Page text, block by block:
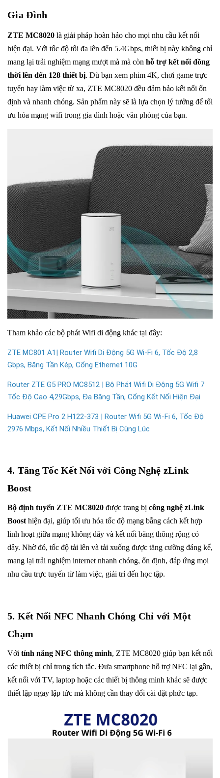
Gia Đình
ZTE MC8020 là giải pháp hoàn hảo cho mọi nhu cầu kết nối
hiện đại. Với tốc độ tối đa lên đến 5.4Gbps, thiết bị này không chỉ
mang lại trải nghiệm mạng mượt mà mà còn hỗ trợ kết nối đồng
thời lên đến 128 thiết bị. Dù bạn xem phim 4K, chơi game trực
tuyến hay làm việc từ xa, ZTE MC8020 đều đảm bảo kết nối ổn
định và nhanh chóng. Sản phẩm này sẽ là lựa chọn lý tưởng để tối
ưu hóa mạng wifi trong gia đình hoặc văn phòng của bạn.
Tham khảo các bộ phát Wifi di động khác tại đây:
ZTE MC801 A1| Router Wifi Di Động 5G Wi-Fi 6, Tốc Độ 2,8
Gbps, Băng Tần Kép, Cổng Ethernet 10G
Router ZTE G5 PRO MC8512 | Bộ Phát Wifi Di Động 5G Wifi 7
Tốc Độ Cao 4,29Gbps, Đa Băng Tần, Cổng Kết Nối Hiện Đại
Huawei CPE Pro 2 H122-373 | Router Wifi 5G Wi-Fi 6, Tốc Độ
2976 Mbps, Kết Nối Nhiều Thiết Bị Cùng Lúc
4. Tăng Tốc Kết Nối với Công Nghệ zLink
Boost
Bộ định tuyến ZTE MC8020 được trang bị công nghệ zLink
Boost hiện đại, giúp tối ưu hóa tốc độ mạng bằng cách kết hợp
linh hoạt giữa mạng không dây và kết nối băng thông rộng có
dây. Nhờ đó, tốc độ tải lên và tải xuống được tăng cường đáng kể,
mang lại trải nghiệm internet nhanh chóng, ổn định, đáp ứng mọi
nhu cầu trực tuyến từ làm việc, giải trí đến học tập.
5. Kết Nối NFC Nhanh Chóng Chỉ với Một
Chạm
Với tính năng NFC thông minh, ZTE MC8020 giúp bạn kết nối
các thiết bị chỉ trong tích tắc. Đưa smartphone hỗ trợ NFC lại gần,
kết nối với TV, laptop hoặc các thiết bị thông minh khác sẽ được
thiết lập ngay lập tức mà không cần thay đổi cài đặt phức tạp.